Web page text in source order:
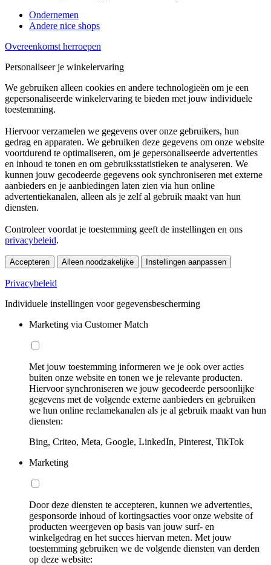
Ondernemen
Andere nice shops
Overeenkomst herroepen
Personaliseer je winkelervaring
We gebruiken alleen cookies en andere technologieën om je een
gepersonaliseerde winkelervaring te bieden met jouw individuele
toestemming.
Hiervoor verzamelen we gegevens over onze gebruikers, hun
gedrag en apparaten. We gebruiken deze gegevens om onze website
voortdurend te optimaliseren, om je gepersonaliseerde advertenties
en inhoud te tonen en om gebruiksstatistieken te analyseren. We
kunnen jouw gecodeerde gegevens ook synchroniseren met externe
aanbieders en je aanbiedingen laten zien via hun online
advertentiekanalen, alleen als je zelf al gebruik maakt van hun
diensten.
Controleer voordat je toestemming geeft de instellingen en ons
privacybeleid.
Accepteren Alleen noodzakelijke Instellingen aanpassen
Privacybeleid
Individuele instellingen voor gegevensbescherming
Marketing via Customer Match
Met jouw toestemming informeren we je ook over acties
buiten onze website en tonen we je relevante producten.
Hiervoor synchroniseren we jouw gecodeerde persoonlijke
gegevens met de volgende externe aanbieders en gebruiken
we hun online reclamekanalen als je al gebruik maakt van hun
diensten:
Bing, Criteo, Meta, Google, LinkedIn, Pinterest, TikTok
Marketing
Door deze diensten te accepteren, kunnen we advertenties,
gesponsorde inhoud of kortingsacties voor onze website of
producten weergeven op basis van jouw surf- en
winkelgedrag en het succes hiervan meten. Met jouw
toestemming gebruiken we de volgende diensten van derden
op deze website: